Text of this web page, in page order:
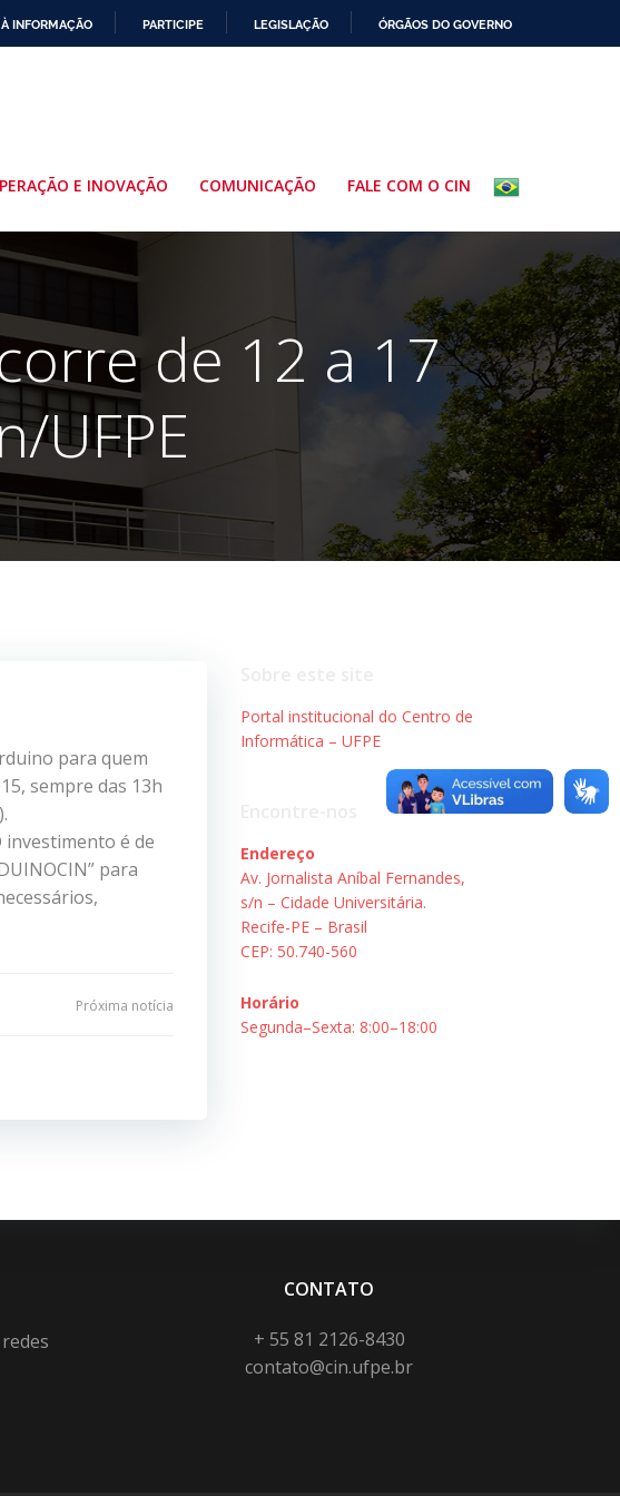
INFORMAÇÃO PARTICIPE LEGISLAÇÃO ÓRGÃOS DO GOVERNO
E INOVAÇÃO COMUNICAÇÃO FALE COM O CIN
de 12 a 17
UFPE
para quem
sempre das 13h
investimento é de
para
Próxima notícia
Portal institucional do Centro de
Informática – UFPE
Endereço
Av. Jornalista Aníbal Fernandes,
s/n – Cidade Universitária.
Recife-PE – Brasil
CEP: 50.740-560
Horário
Segunda–Sexta: 8:00–18:00
CONTATO
+ 55 81 2126-8430
contato@cin.ufpe.br